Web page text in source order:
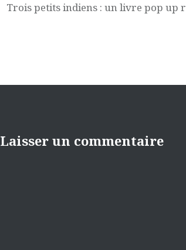
Trois petits indiens : un livre pop up
Laisser un commentaire